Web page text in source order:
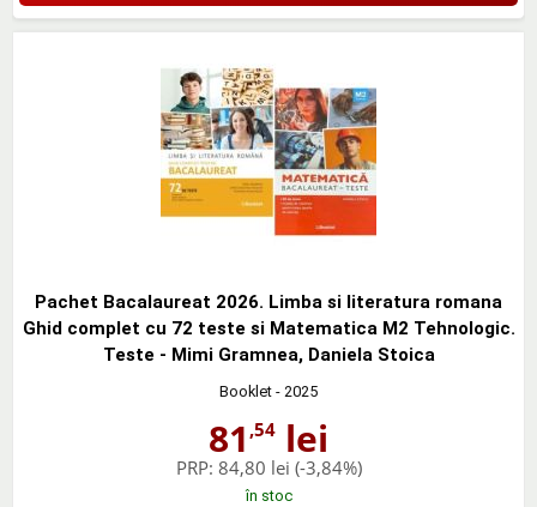
Pachet Bacalaureat 2026. Limba si literatura romana
Ghid complet cu 72 teste si Matematica M2 Tehnologic.
Teste - Mimi Gramnea, Daniela Stoica
Booklet - 2025
81 ,54 lei
PRP: 84,80 lei (-3,84%)
în stoc